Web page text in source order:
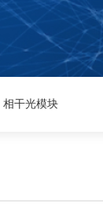
相干光模块